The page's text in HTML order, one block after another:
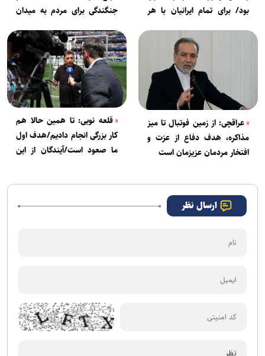
بود/ برای تمام ایرانیان با هر
جنگندگی برای مردم به میدان
عراقچی: از زمین فوتبال تا میز
مذاکره، هدف دفاع از عزت و
افتخار مردمان عزیزمان است
قلعه نویی: تا همین حالا هم
کار بزرگی انجام دادیم/هدف اول
ما صعود است/آیندگان از این
ارسال نظر